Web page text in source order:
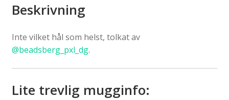
Beskrivning
Inte vilket hål som helst, tolkat av
@beadsberg_pxl_dg.
Lite trevlig mugginfo: